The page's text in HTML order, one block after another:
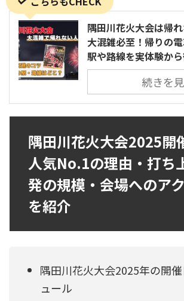
隅田川花火大会は帰
大混雑必至！帰りの
駅や路線を実体験か
続きを
隅田川花火大会2025開
人気No.1の理由・打ち
発の規模・会場へのア
を紹介
隅田川花火大会2025年の開
ュール